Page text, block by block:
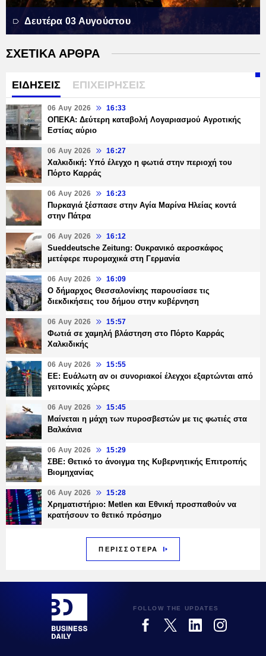
Δευτέρα 03 Αυγούστου
ΣΧΕΤΙΚΑ ΑΡΘΡΑ
ΕΙΔΗΣΕΙΣ ΕΠΙΧΕΙΡΗΣΕΙΣ
06 Αυγ 2026 16:33
ΟΠΕΚΑ: Δεύτερη καταβολή Λογαριασμού Αγροτικής
Εστίας αύριο
06 Αυγ 2026 16:27
Χαλκιδική: Υπό έλεγχο η φωτιά στην περιοχή του
Πόρτο Καρράς
06 Αυγ 2026 16:23
Πυρκαγιά ξέσπασε στην Αγία Μαρίνα Ηλείας κοντά
στην Πάτρα
06 Αυγ 2026 16:12
Sueddeutsche Zeitung: Ουκρανικό αεροσκάφος
μετέφερε πυρομαχικά στη Γερμανία
06 Αυγ 2026 16:09
Ο δήμαρχος Θεσσαλονίκης παρουσίασε τις
διεκδικήσεις του δήμου στην κυβέρνηση
06 Αυγ 2026 15:57
Φωτιά σε χαμηλή βλάστηση στο Πόρτο Καρράς
Χαλκιδικής
06 Αυγ 2026 15:55
ΕΕ: Ευάλωτη αν οι συνοριακοί έλεγχοι εξαρτώνται από
γειτονικές χώρες
06 Αυγ 2026 15:45
Μαίνεται η μάχη των πυροσβεστών με τις φωτιές στα
Βαλκάνια
06 Αυγ 2026 15:29
ΣΒΕ: Θετικό το άνοιγμα της Κυβερνητικής Επιτροπής
Βιομηχανίας
06 Αυγ 2026 15:28
Χρηματιστήριο: Metlen και Εθνική προσπαθούν να
κρατήσουν το θετικό πρόσημο
ΠΕΡΙΣΣΟΤΕΡΑ
FOLLOW THE UPDATES